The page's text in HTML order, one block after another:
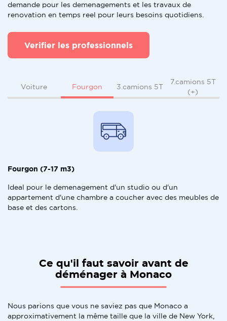
demande pour les demenagements et les travaux de
renovation en temps reel pour leurs besoins quotidiens.
Verifier les professionnels
Voiture Fourgon 3.camions 5T
7.camions 5T
(+)
Fourgon (7-17 m3)
Ideal pour le demenagement d'un studio ou d'un
appartement d'une chambre a coucher avec des meubles de
base et des cartons.
Ce qu'il faut savoir avant de
déménager à Monaco
Nous parions que vous ne saviez pas que Monaco a
approximativement la même taille que la ville de New York,